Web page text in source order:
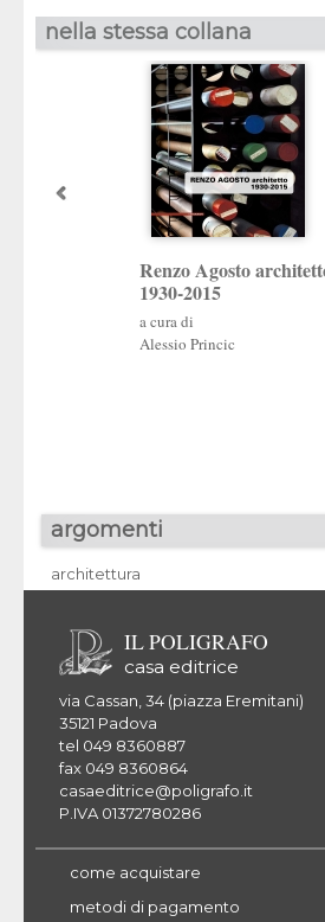
nella stessa collana
Renzo Agosto
1930-2015
a cura di
Alessio Princic
argomenti
architettura
IL POLIGRAFO
casa editrice
via Cassan, 34 (piazza Eremitani)
35121 Padova
tel 049 8360887
fax 049 8360864
casaeditrice@poligrafo.it
P.IVA 01372780286
come acquistare
metodi di pagamento